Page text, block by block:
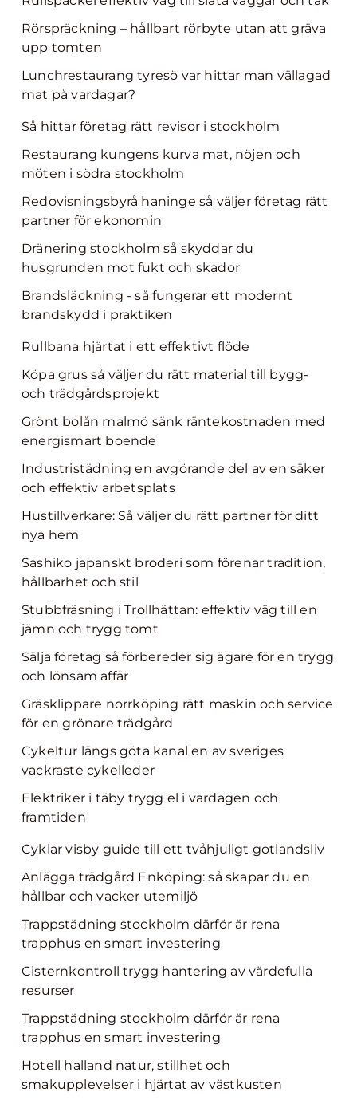
Rörspräckning – hållbart rörbyte utan att gräva
upp tomten
Lunchrestaurang tyresö var hittar man vällagad
mat på vardagar?
Så hittar företag rätt revisor i stockholm
Restaurang kungens kurva mat, nöjen och
möten i södra stockholm
Redovisningsbyrå haninge så väljer företag rätt
partner för ekonomin
Dränering stockholm så skyddar du
husgrunden mot fukt och skador
Brandsläckning - så fungerar ett modernt
brandskydd i praktiken
Rullbana hjärtat i ett effektivt flöde
Köpa grus så väljer du rätt material till bygg-
och trädgårdsprojekt
Grönt bolån malmö sänk räntekostnaden med
energismart boende
Industristädning en avgörande del av en säker
och effektiv arbetsplats
Hustillverkare: Så väljer du rätt partner för ditt
nya hem
Sashiko japanskt broderi som förenar tradition,
hållbarhet och stil
Stubbfräsning i Trollhättan: effektiv väg till en
jämn och trygg tomt
Sälja företag så förbereder sig ägare för en trygg
och lönsam affär
Gräsklippare norrköping rätt maskin och service
för en grönare trädgård
Cykeltur längs göta kanal en av sveriges
vackraste cykelleder
Elektriker i täby trygg el i vardagen och
framtiden
Cyklar visby guide till ett tvåhjuligt gotlandsliv
Anlägga trädgård Enköping: så skapar du en
hållbar och vacker utemiljö
Trappstädning stockholm därför är rena
trapphus en smart investering
Cisternkontroll trygg hantering av värdefulla
resurser
Trappstädning stockholm därför är rena
trapphus en smart investering
Hotell halland natur, stillhet och
smakupplevelser i hjärtat av västkusten